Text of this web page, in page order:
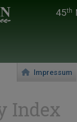
45th
Impressum
Index